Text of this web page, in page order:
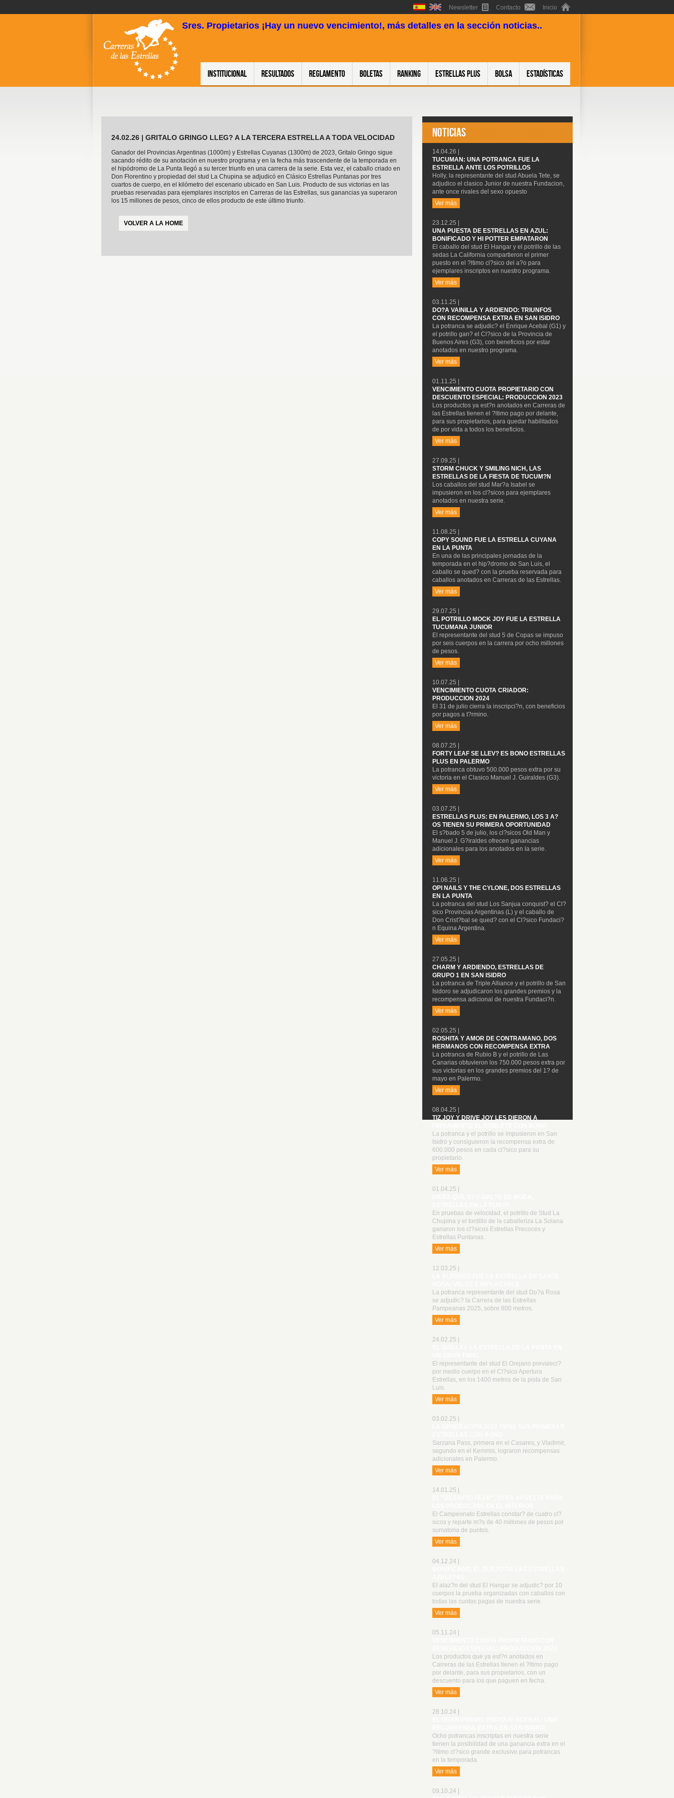
Newsletter Contacto Inicio
Sres. Propietarios ¡Hay un nuevo vencimiento!, más detalles en la sección noticias..
Institucional Resultados Reglamento Boletas Ranking Estrellas Plus Bolsa Estadísticas
24.02.26 | GRITALO GRINGO LLEG? A LA TERCERA ESTRELLA A TODA VELOCIDAD
Ganador del Provincias Argentinas (1000m) y Estrellas Cuyanas (1300m) de 2023, Gritalo Gringo sigue
sacando rédito de su anotación en nuestro programa y en la fecha más trascendente de la temporada en
el hipódromo de La Punta llegó a su tercer triunfo en una carrera de la serie. Esta vez, el caballo criado en
Don Florentino y propiedad del stud La Chupina se adjudicó en Clásico Estrellas Puntanas por tres
cuartos de cuerpo, en el kilómetro del escenario ubicado en San Luis. Producto de sus victorias en las
pruebas reservadas para ejemplares inscriptos en Carreras de las Estrellas, sus ganancias ya superaron
los 15 millones de pesos, cinco de ellos producto de este último triunfo.
VOLVER A LA HOME
NOTICIAS
14.04.26 |
TUCUMAN: UNA POTRANCA FUE LA
ESTRELLA ANTE LOS POTRILLOS
Holly, la representante del stud Abuela Tete, se
adjudico el clasico Junior de nuestra Fundacion,
ante once rivales del sexo opuesto
Ver más
23.12.25 |
UNA PUESTA DE ESTRELLAS EN AZUL:
BONIFICADO Y HI POTTER EMPATARON
El caballo del stud El Hangar y el potrillo de las
sedas La California compartieron el primer
puesto en el ?ltimo cl?sico del a?o para
ejemplares inscriptos en nuestro programa.
Ver más
03.11.25 |
DO?A VAINILLA Y ARDIENDO: TRIUNFOS
CON RECOMPENSA EXTRA EN SAN ISIDRO
La potranca se adjudic? el Enrique Acebal (G1) y
el potrillo gan? el Cl?sico de la Provincia de
Buenos Aires (G3), con beneficios por estar
anotados en nuestro programa.
Ver más
01.11.25 |
VENCIMIENTO CUOTA PROPIETARIO CON
DESCUENTO ESPECIAL: PRODUCCION 2023
Los productos ya est?n anotados en Carreras de
las Estrellas tienen el ?ltimo pago por delante,
para sus propietarios, para quedar habilitados
de por vida a todos los beneficios.
Ver más
27.09.25 |
STORM CHUCK Y SMILING NICH, LAS
ESTRELLAS DE LA FIESTA DE TUCUM?N
Los caballos del stud Mar?a Isabel se
impusieron en los cl?sicos para ejemplares
anotados en nuestra serie.
Ver más
11.08.25 |
COPY SOUND FUE LA ESTRELLA CUYANA
EN LA PUNTA
En una de las principales jornadas de la
temporada en el hip?dromo de San Luis, el
caballo se qued? con la prueba reservada para
caballos anotados en Carreras de las Estrellas.
Ver más
29.07.25 |
EL POTRILLO MOCK JOY FUE LA ESTRELLA
TUCUMANA JUNIOR
El representante del stud 5 de Copas se impuso
por seis cuerpos en la carrera por ocho millones
de pesos.
Ver más
10.07.25 |
VENCIMIENTO CUOTA CRIADOR:
PRODUCCION 2024
El 31 de julio cierra la inscripci?n, con beneficios
por pagos a t?rmino.
Ver más
08.07.25 |
FORTY LEAF SE LLEV? ES BONO ESTRELLAS
PLUS EN PALERMO
La potranca obtuvo 500.000 pesos extra por su
victoria en el Clasico Manuel J. Guiraldes (G3).
Ver más
03.07.25 |
ESTRELLAS PLUS: EN PALERMO, LOS 3 A?
OS TIENEN SU PRIMERA OPORTUNIDAD
El s?bado 5 de julio, los cl?sicos Old Man y
Manuel J. G?iraldes ofrecen ganancias
adicionales para los anotados en la serie.
Ver más
11.06.25 |
OPI NAILS Y THE CYLONE, DOS ESTRELLAS
EN LA PUNTA
La potranca del stud Los Sanjua conquist? el Cl?
sico Provincias Argentinas (L) y el caballo de
Don Crist?bal se qued? con el Cl?sico Fundaci?
n Equina Argentina.
Ver más
27.05.25 |
CHARM Y ARDIENDO, ESTRELLAS DE
GRUPO 1 EN SAN ISIDRO
La potranca de Triple Alliance y el potrillo de San
Isidoro se adjudicaron los grandes premios y la
recompensa adicional de nuestra Fundaci?n.
Ver más
02.05.25 |
ROSHITA Y AMOR DE CONTRAMANO, DOS
HERMANOS CON RECOMPENSA EXTRA
La potranca de Rubio B y el potrillo de Las
Canarias obtuvieron los 750.000 pesos extra por
sus victorias en los grandes premios del 1? de
mayo en Palermo.
Ver más
08.04.25 |
TIZ JOY Y DRIVE JOY LES DIERON A
La potranca y el potrillo se impusieron en San
Isidro y consiguieron la recompensa extra de
600.000 pesos en cada cl?sico para su
propietario.
Ver más
01.04.25 |
En pruebas de velocidad, el potrillo de Stud La
Chupina y el tordillo de la caballeriza La Solana
ganaron los cl?sicos Estrellas Precoces y
Estrellas Puntanas.
Ver más
12.03.25 |
La potranca representante del stud Do?a Rosa
se adjudic? la Carrera de las Estrellas
Pampeanas 2025, sobre 800 metros.
Ver más
24.02.25 |
El representante del stud El Orejano prevaleci?
por medio cuerpo en el Cl?sico Apertura
Estrellas, en los 1400 metros de la pista de San
Luis.
Ver más
03.02.25 |
Sarzana Pass, primera en el Casares, y Vladimir,
segundo en el Kemmis, lograron recompensas
adicionales en Palermo.
Ver más
14.01.25 |
El Campeonato Estrellas constar? de cuatro cl?
sicos y reparte m?s de 40 millones de pesos por
sumatoria de puntos.
Ver más
04.12.24 |
El alaz?n del stud El Hangar se adjudic? por 10
cuerpos la prueba organizadas con caballos con
todas las cuotas pagas de nuestra serie.
Ver más
05.11.24 |
Los productos que ya est?n anotados en
Carreras de las Estrellas tienen el ?ltimo pago
por delante, para sus propietarios, con un
descuento para los que paguen en fecha.
Ver más
28.10.24 |
Ocho potrancas inscriptas en nuestra serie
tienen la posibilidad de una ganancia extra en el
?ltimo cl?sico grande exclusivo para potrancas
en la temporada.
Ver más
09.10.24 |